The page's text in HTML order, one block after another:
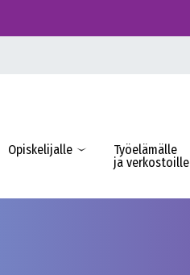
Opiskelijalle
Työelämälle
ja verkostoille